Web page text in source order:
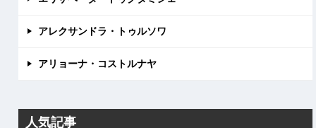
アレクサンドラ・トゥルソワ
アリョーナ・コストルナヤ
人気記事